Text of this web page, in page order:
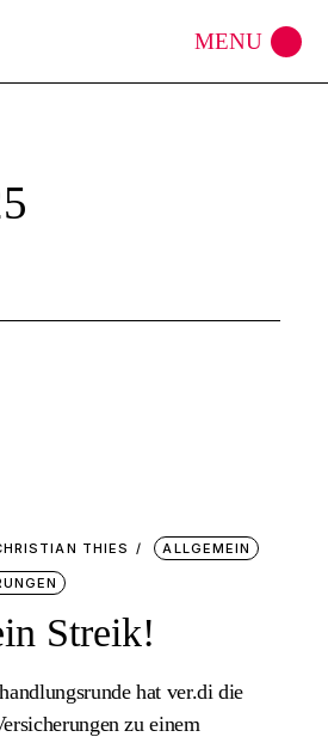
THIES ALLGEMEIN
Streik!
hat ver.di die
zu einem